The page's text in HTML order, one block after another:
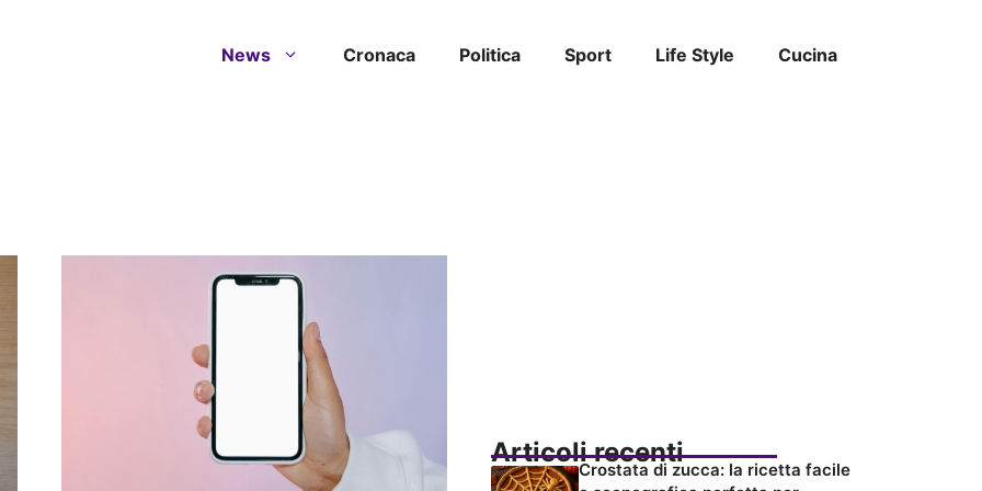
News Cronaca Politica Sport Life Style Cucina
Articoli recenti
Crostata di zucca: la ricetta facile